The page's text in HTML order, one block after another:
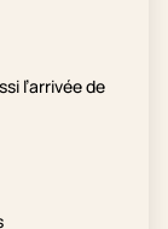
l’arrivée de